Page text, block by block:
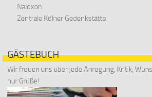
Naloxon
Zentrale Kölner Gedenkstätte
GÄSTEBUCH
Wir freuen uns über jede Anregung, Kritik,
nur Grüße!